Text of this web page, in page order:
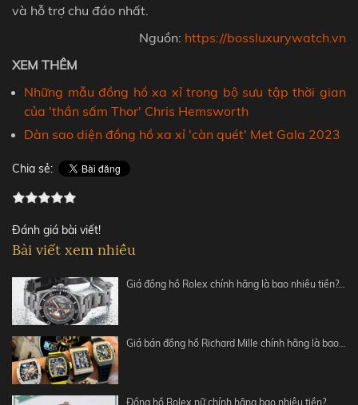
và hỗ trợ chu đáo nhất.
Nguồn: https://bossluxurywatch.vn
XEM THÊM
Những mẫu đồng hồ xa xỉ trong bộ sưu tập thời gian
của 'thần sấm Thor' Chris Hemsworth
Dàn sao diện đồng hồ xa xỉ 'càn quét' Met Gala 2023
Chia sẻ:
Đánh giá bài viết!
Bài viết xem nhiều
Giá đồng hồ Rolex chính hãng là bao nhiêu tiền?…
Giá bán đồng hồ Richard Mille chính hãng là bao…
Đồng hồ Rolex nữ chính hãng bao nhiêu tiền?